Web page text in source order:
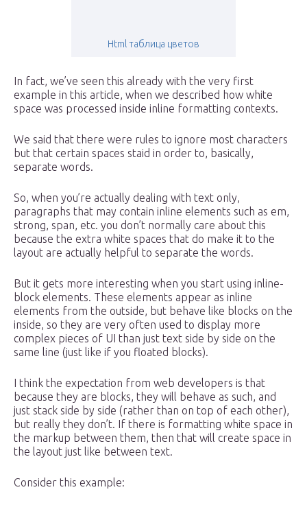
Html таблица цветов
In fact, we’ve seen this already with the very first
example in this article, when we described how white
space was processed inside inline formatting contexts.
We said that there were rules to ignore most characters
but that certain spaces staid in order to, basically,
separate words.
So, when you’re actually dealing with text only,
paragraphs that may contain inline elements such as em,
strong, span, etc. you don’t normally care about this
because the extra white spaces that do make it to the
layout are actually helpful to separate the words.
But it gets more interesting when you start using inline-
block elements. These elements appear as inline
elements from the outside, but behave like blocks on the
inside, so they are very often used to display more
complex pieces of UI than just text side by side on the
same line (just like if you floated blocks).
I think the expectation from web developers is that
because they are blocks, they will behave as such, and
just stack side by side (rather than on top of each other),
but really they don’t. If there is formatting white space in
the markup between them, then that will create space in
the layout just like between text.
Consider this example: